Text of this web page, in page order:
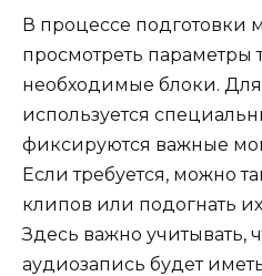
В процессе подготовки
просмотреть параметры
необходимые блоки. Для
используется
фиксируются важные
Если требуется, можно
клипов или подогнать
Здесь важно учитывать,
аудиозапись будет